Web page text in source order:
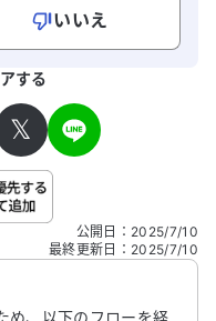
いいえ
名やご自身の病気の詳細な
する
𝕏
公開日 ： 2025/7/10
最終更新日 ： 2025/7/10
め、以下のフローを経